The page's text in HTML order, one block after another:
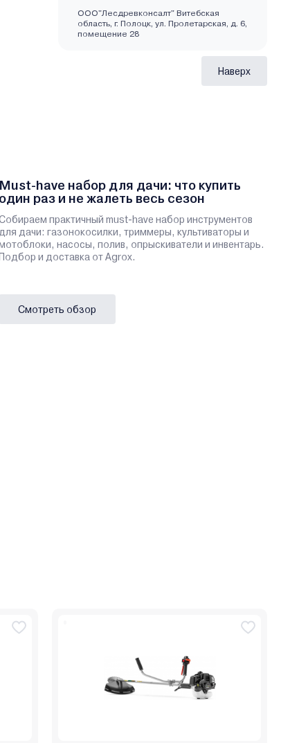
ООО"Лесдревконсалт" Витебская
область, г. Полоцк, ул. Пролетарская, д. 6,
помещение 28
Наверх
Must-have набор для дачи: что купить
один раз и не жалеть весь сезон
практичный must-have набор инструментов
дачи: газонокосилки, триммеры, культиваторы и
насосы, полив, опрыскиватели и инвентарь.
Подбор и доставка от Agrox.
Смотреть обзор